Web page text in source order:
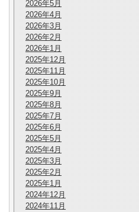
2026年5月
2026年4月
2026年3月
2026年2月
2026年1月
2025年12月
2025年11月
2025年10月
2025年9月
2025年8月
2025年7月
2025年6月
2025年5月
2025年4月
2025年3月
2025年2月
2025年1月
2024年12月
2024年11月